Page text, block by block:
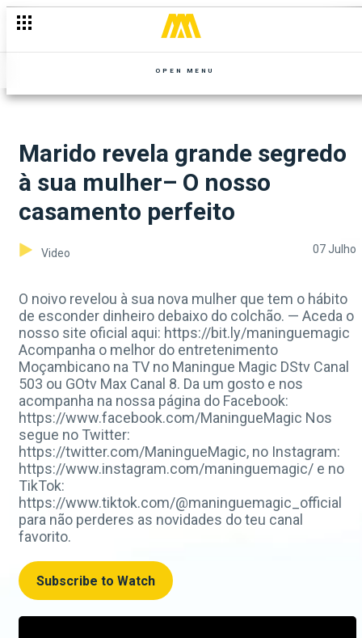
OPEN MENU
Marido revela grande segredo
à sua mulher– O nosso
casamento perfeito
Video 07 Julho
O noivo revelou à sua nova mulher que tem o hábito
de esconder dinheiro debaixo do colchão. — Aceda o
nosso site oficial aqui: https://bit.ly/maninguemagic
Acompanha o melhor do entretenimento
Moçambicano na TV no Maningue Magic DStv Canal
503 ou GOtv Max Canal 8. Da um gosto e nos
acompanha na nossa página do Facebook:
https://www.facebook.com/ManingueMagic Nos
segue no Twitter:
https://twitter.com/ManingueMagic, no Instagram:
https://www.instagram.com/maninguemagic/ e no
TikTok:
https://www.tiktok.com/@maninguemagic_official
para não perderes as novidades do teu canal
favorito.
Subscribe to Watch